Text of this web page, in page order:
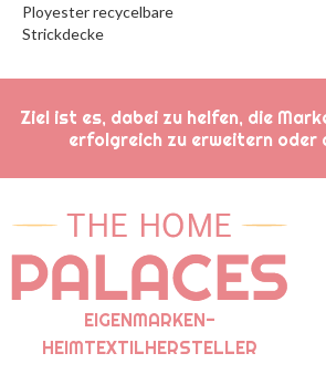
Ployester recycelbare
Strickdecke
Ziel ist es, dabei zu helfen, die
erfolgreich zu erweitern oder
EIGENMARKEN-
HEIMTEXTILHERSTELLER